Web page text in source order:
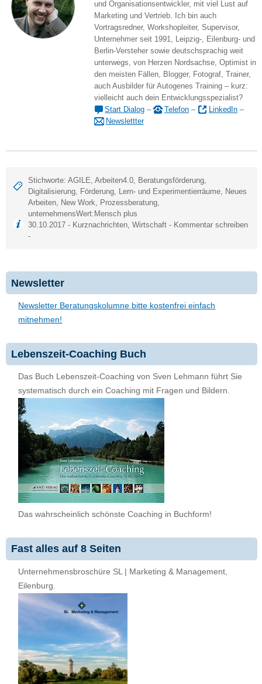
und Organisationsentwickler, mit viel Lust auf
Marketing und Vertrieb. Ich bin auch
Vortragsredner, Workshopleiter, Supervisor,
Unternehmer seit 1991, Leipzig-, Eilenburg- und
Berlin-Versteher sowie deutschsprachig weit
unterwegs, von Herzen Nordsachse, Optimist in
den meisten Fällen, Blogger, Fotograf, Trainer,
auch Ausbilder für Autogenes Training – kurz:
vielleicht auch dein Entwicklungsspezialist?
Start Dialog – Telefon – LinkedIn –
Newslettter
Stichworte:AGILE ,Arbeiten4.0 Beratungsförderung
Digitalisierung
Förderung Lern- und Experimentierräume
Neues
Arbeiten
New Work Prozessberatung
unternehmensWert:Mensch plus
30.10.2017 - Kurznachrichten ,Wirtschaft - Kommentar schreiben
-
Newsletter
Newsletter Beratungskolumne bitte kostenfrei einfach
mitnehmen!
Lebenszeit-Coaching Buch
Das Buch Lebenszeit-Coaching von Sven Lehmann führt Sie
systematisch durch ein Coaching mit Fragen und Bildern.
Das wahrscheinlich schönste Coaching in Buchform!
Fast alles auf 8 Seiten
Unternehmensbroschüre SL | Marketing & Management,
Eilenburg.